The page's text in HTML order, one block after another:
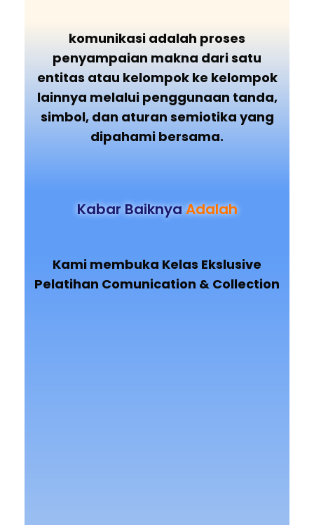
komunikasi adalah proses
penyampaian makna dari satu
entitas atau kelompok ke kelompok
lainnya melalui penggunaan tanda,
simbol, dan aturan semiotika yang
dipahami bersama.
Kabar BaiknyaAdalah
Kami membuka Kelas Ekslusive
Pelatihan Comunication & Collection